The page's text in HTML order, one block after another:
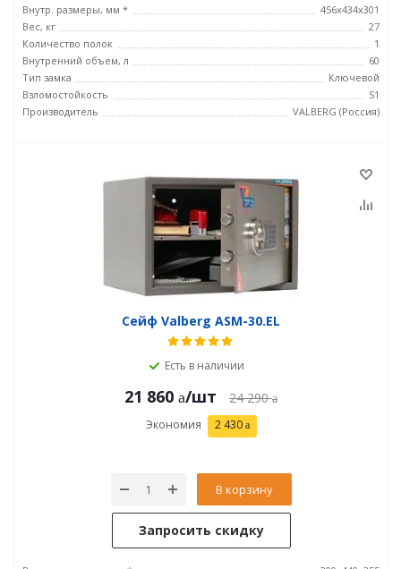
Внутр. размеры, мм *
456х434х301
Вес, кг
27
Количество полок
1
Внутренний объем, л
60
Тип замка
Ключевой
Взломостойкость
S1
Производитель
VALBERG (Россия)
Сейф Valberg ASM-30.EL
Есть в наличии
21 860 /шт 24 290
Экономия 2 430
В корзину
Запросить скидку